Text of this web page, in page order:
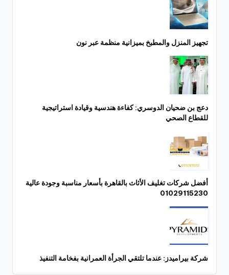
تجهيز المنزل والمطبخ بميزانية منظمة عبر نون
دعج بن ضحيان الدوسري: كفاءة هندسية وقيادة استراتيجية
للقطاع الصحي
أفضل شركات تغليف الأثاث بالقاهرة بأسعار مناسبة وجودة عالية
01029115230
شركة بيراميدز: عندما تلتقي الجرأة العمرانية بفخامة التنفيذ